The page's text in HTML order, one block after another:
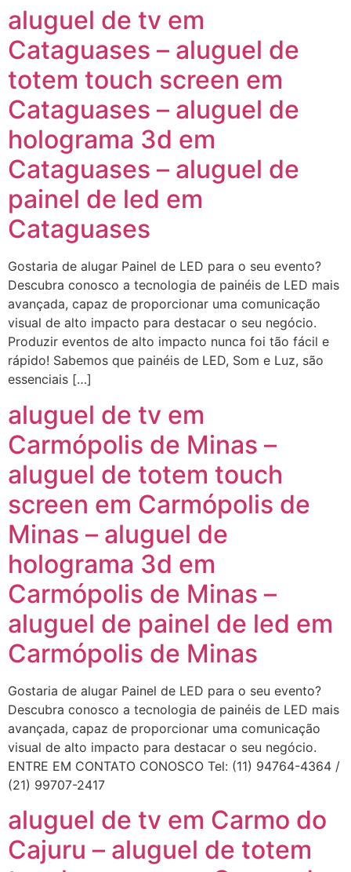
aluguel de tv em
Cataguases – aluguel de
totem touch screen em
Cataguases – aluguel de
holograma 3d em
Cataguases – aluguel de
painel de led em
Cataguases
Gostaria de alugar Painel de LED para o seu evento?
Descubra conosco a tecnologia de painéis de LED mais
avançada, capaz de proporcionar uma comunicação
visual de alto impacto para destacar o seu negócio.
Produzir eventos de alto impacto nunca foi tão fácil e
rápido! Sabemos que painéis de LED, Som e Luz, são
essenciais […]
aluguel de tv em
Carmópolis de Minas –
aluguel de totem touch
screen em Carmópolis de
Minas – aluguel de
holograma 3d em
Carmópolis de Minas –
aluguel de painel de led em
Carmópolis de Minas
Gostaria de alugar Painel de LED para o seu evento?
Descubra conosco a tecnologia de painéis de LED mais
avançada, capaz de proporcionar uma comunicação
visual de alto impacto para destacar o seu negócio.
ENTRE EM CONTATO CONOSCO Tel: (11) 94764-4364 /
(21) 99707-2417
aluguel de tv em Carmo do
Cajuru – aluguel de totem